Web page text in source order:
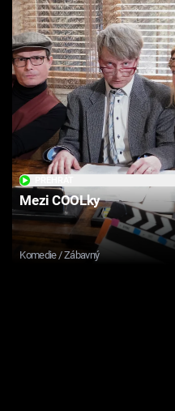
Mezi COOLky
Komedie / Zábavný